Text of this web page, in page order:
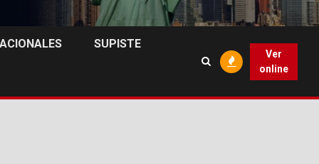
SUPISTE
Ver
online